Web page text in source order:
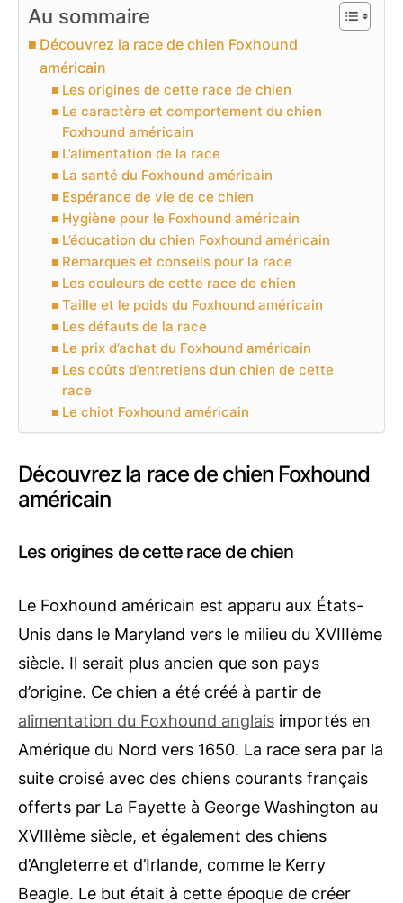
Au sommaire
Découvrez la race de chien Foxhound
américain
Les origines de cette race de chien
Le caractère et comportement du chien
Foxhound américain
L’alimentation de la race
La santé du Foxhound américain
Espérance de vie de ce chien
Hygiène pour le Foxhound américain
L’éducation du chien Foxhound américain
Remarques et conseils pour la race
Les couleurs de cette race de chien
Taille et le poids du Foxhound américain
Les défauts de la race
Le prix d’achat du Foxhound américain
Les coûts d’entretiens d’un chien de cette
race
Le chiot Foxhound américain
Découvrez la race de chien Foxhound
américain
Les origines de cette race de chien
Le Foxhound américain est apparu aux États-
Unis dans le Maryland vers le milieu du XVIIIème
siècle. Il serait plus ancien que son pays
d’origine. Ce chien a été créé à partir de
alimentation du Foxhound anglais importés en
Amérique du Nord vers 1650. La race sera par la
suite croisé avec des chiens courants français
offerts par La Fayette à George Washington au
XVIIIème siècle, et également des chiens
d’Angleterre et d’Irlande, comme le Kerry
Beagle. Le but était à cette époque de créer